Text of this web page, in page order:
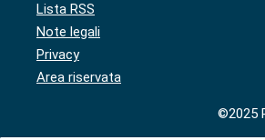
Lista RSS
Note legali
Privacy
Area riservata
©2025